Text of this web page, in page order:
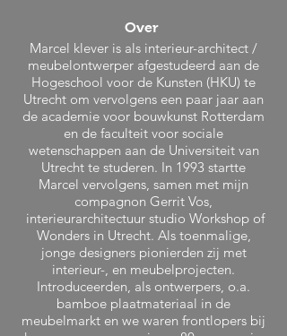
Over
Marcel klever is als interieur-architect /
meubelontwerper afgestudeerd aan de
Hogeschool voor de Kunsten (HKU) te
Utrecht om vervolgens een paar jaar aan
de academie voor bouwkunst Rotterdam
en de faculteit voor sociale
wetenschappen aan de Universiteit van
Utrecht te studeren. In 1993 startte
Marcel vervolgens, samen met mijn
compagnon Gerrit Vos,
interieurarchitectuur studio Workshop of
Wonders in Utrecht. Als toenmalige,
jonge designers pionierden zij met
interieur-, en meubelprojecten.
Introduceerden, als ontwerpers, o.a.
bamboe plaatmateriaal in de
meubelmarkt en we waren frontlopers bij